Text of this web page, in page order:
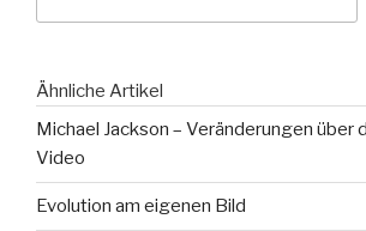
Ähnliche Artikel
Michael Jackson – Veränderungen über
Video
Evolution am eigenen Bild